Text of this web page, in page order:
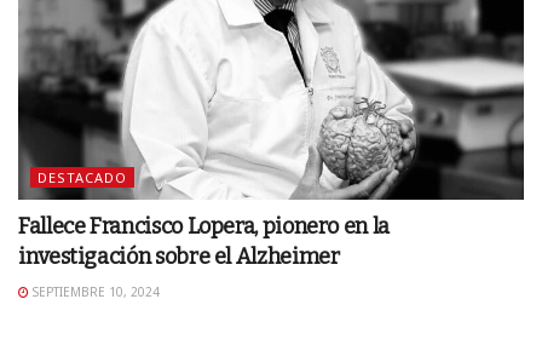
DESTACADO
Fallece Francisco Lopera, pionero en la
investigación sobre el Alzheimer
SEPTIEMBRE 10, 2024